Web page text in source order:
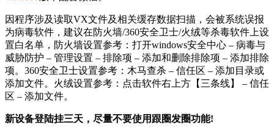
因程序涉及读取VX文件及相关缓存数据扫描，会被系统误报
为病毒软件，建议在防火墙/360安全卫士/火绒等杀毒软件上设
置白名单，防火墙设置参考：打开windows安全中心 – 病毒与
威胁防护 – 管理设置 – 排除项 – 添加和删除排除项 – 添加排除
项。360安全卫士设置参考：木马查杀 – 信任区 – 添加目录或
添加文件。火绒设置参考：点击软件右上方【三条线】 – 信任
区 – 添加文件。
新设备登陆挂三天，尽量不要使用跟圈发圈功能!